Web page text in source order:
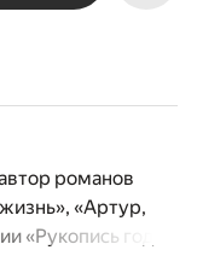
романов
«Артур,
«Рукопись года
на русском,